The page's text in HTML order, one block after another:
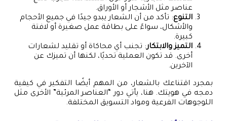
عناصر مثل الأشجار أو الأوراق.
التنوع: تأكد من أن الشعار يبدو جيدًا في جميع الأحجام
والأشكال، سواءً على بطاقة عمل صغيرة أو لافتة
كبيرة.
التميز والابتكار: تجنب أي محاكاة أو تقليد لشعارات
أخرى. قد تكون العملية تحديًا، لكنها أن تميزك عن
الآخرين.
بمجرد اقتناعك بالشعار، من المهم أيضًا التفكير في كيفية
دمجه في هويتك. هنا، يأتي دور “العناصر المرئية” الأخرى مثل
اللوجوهات الفرعية ومواد التسويق المختلفة.